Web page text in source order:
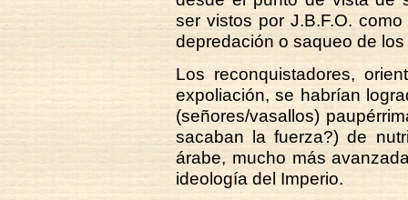
ser vistos por J.B.F.O.
depredación o saqueo de
Los reconquistadores,
expoliación, se habrían
(señores/vasallos)
sacaban la fuerza?) de
árabe, mucho más
ideología del Imperio.